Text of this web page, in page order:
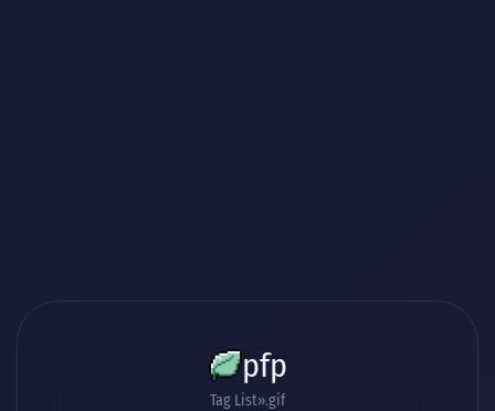
pfp
Tag List .gif